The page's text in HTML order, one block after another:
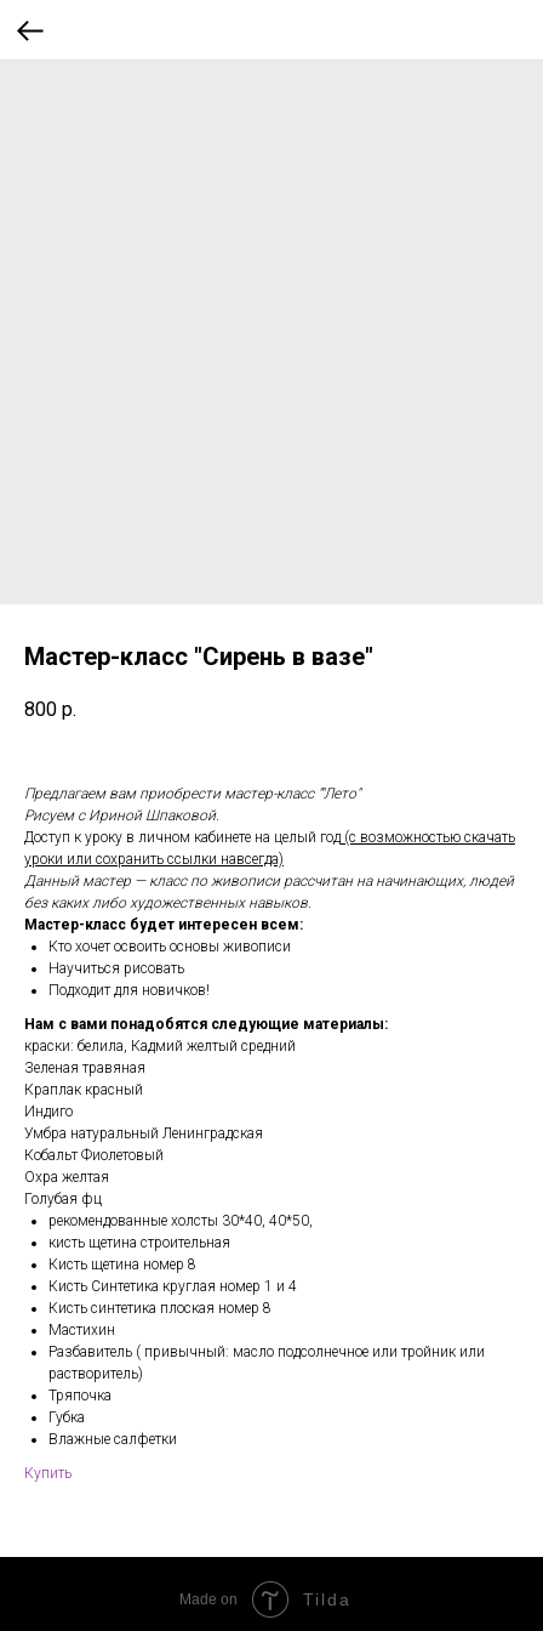
Мастер-класс "Сирень в вазе"
800 р.
Предлагаем вам приобрести мастер-класс ""Лето"
Рисуем с Ириной Шпаковой.
Доступ к уроку в личном кабинете на целый год (с возможностью скачать
уроки или сохранить ссылки навсегда)
Данный мастер — класс по живописи рассчитан на начинающих, людей
без каких либо художественных навыков.
Мастер-класс будет интересен всем:
Кто хочет освоить основы живописи
Научиться рисовать
Подходит для новичков!
Нам с вами понадобятся следующие материалы:
краски: белила, Кадмий желтый средний
Зеленая травяная
Краплак красный
Индиго
Умбра натуральный Ленинградская
Кобальт Фиолетовый
Охра желтая
Голубая фц
рекомендованные холсты 30*40, 40*50,
кисть щетина строительная
Кисть щетина номер 8
Кисть Синтетика круглая номер 1 и 4
Кисть синтетика плоская номер 8
Мастихин
Разбавитель ( привычный: масло подсолнечное или тройник или
растворитель)
Тряпочка
Губка
Влажные салфетки
Купить
Made on Tilda